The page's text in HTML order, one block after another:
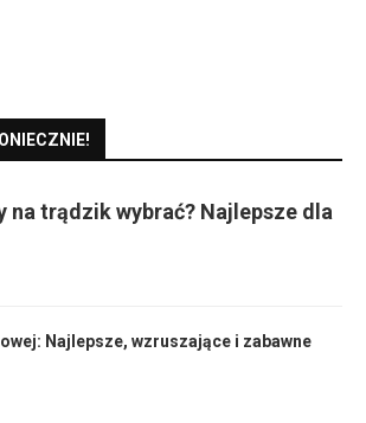
na trądzik wybrać? Najlepsze dla
Najlepsze, wzruszające i zabawne